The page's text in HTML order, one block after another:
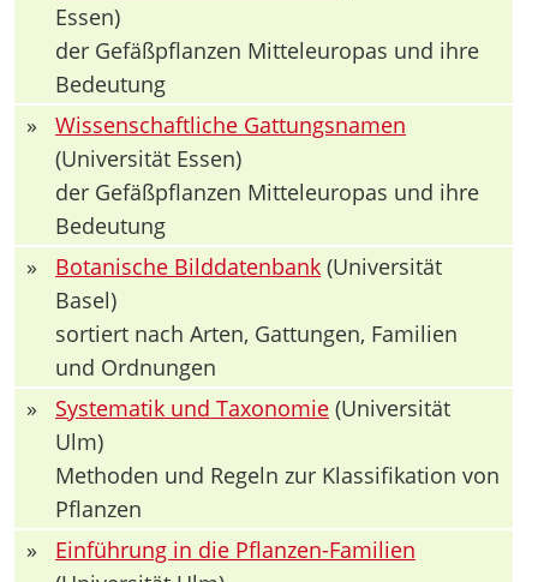
Essen)
der Gefäßpflanzen Mitteleuropas und ihre
Bedeutung
»
Wissenschaftliche Gattungsnamen
(Universität Essen)
der Gefäßpflanzen Mitteleuropas und ihre
Bedeutung
»
Botanische Bilddatenbank (Universität
Basel)
sortiert nach Arten, Gattungen, Familien
und Ordnungen
»
Systematik und Taxonomie (Universität
Ulm)
Methoden und Regeln zur Klassifikation von
Pflanzen
»
Einführung in die Pflanzen-Familien